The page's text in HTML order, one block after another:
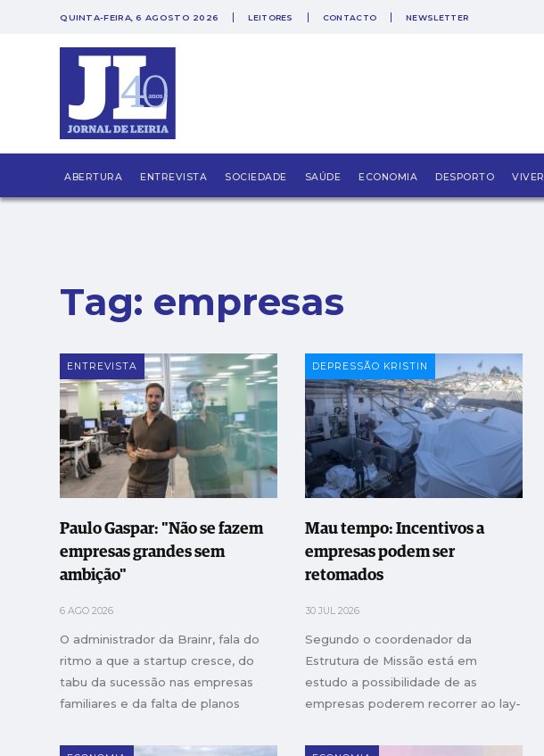
QUINTA-FEIRA, 6 AGOSTO 2026 LEITORES CONTACTO NEWSLETTER
ABERTURA ENTREVISTA SOCIEDADE SAÚDE ECONOMIA DESPORTO VIVER
Tag: empresas
ENTREVISTA
Paulo Gaspar: "Não se fazem
empresas grandes sem
ambição"
6 AGO 2026
O administrador da Brainr, fala do
ritmo a que a startup cresce, do
tabu da sucessão nas empresas
familiares e da falta de planos
gestão tradicional. Sobre a sua
DEPRESSÃO KRISTIN
Mau tempo: Incentivos a
empresas podem ser
retomados
30 JUL 2026
Segundo o coordenador da
Estrutura de Missão está em
estudo a possibilidade de as
empresas poderem recorrer ao lay-